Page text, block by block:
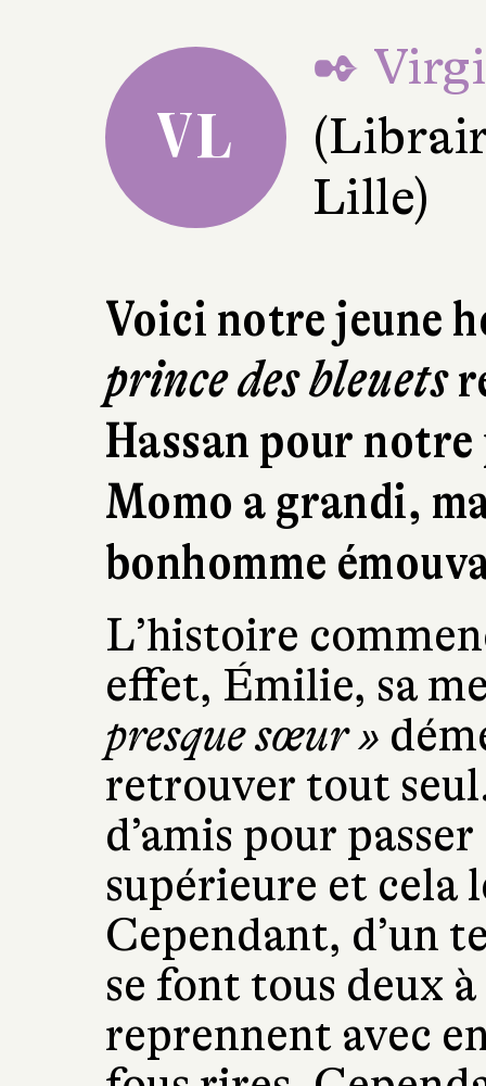
VL
✒
Lille)
Voici notre jeune
prince des bleuets
Hassan pour
Momo a grandi,
bonhomme
L’histoire
effet, Émilie, sa
presque sœur »
retrouver tout
d’amis pour
supérieure et cela
Cependant, d’un
se font tous deux à
reprennent avec